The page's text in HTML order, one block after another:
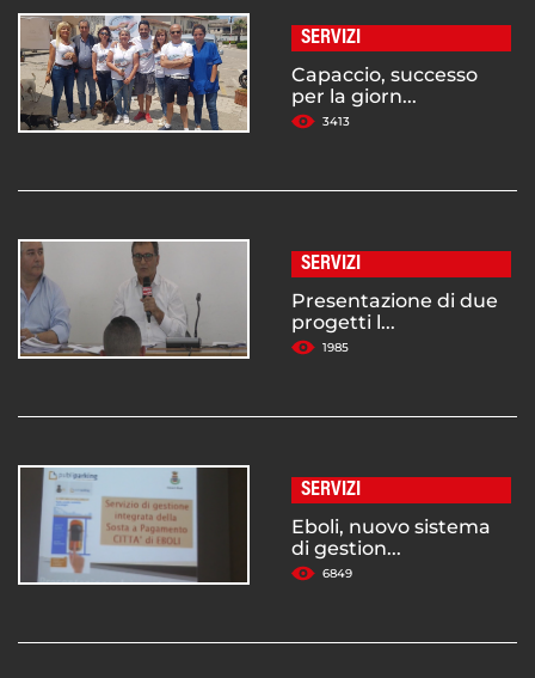
SERVIZI
Capaccio, successo
per la giorn...
3413
SERVIZI
Presentazione di due
progetti l...
1985
SERVIZI
Eboli, nuovo sistema
di gestion...
6849